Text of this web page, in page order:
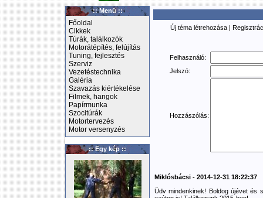
:: Menü ::
Főoldal
Cikkek
Túrák, találkozók
Motorátépítés, felújítás
Tuning, fejlesztés
Szerviz
Vezetéstechnika
Galéria
Szavazás kiértékelése
Filmek, hangok
Papírmunka
Szocitúrák
Motortervezés
Motor versenyzés
:: Egy kép ::
Új téma létrehozása |
Felhasználó:
Jelszó:
Hozzászólás:
Miklósbácsi - 2014-12-31 18:22:37
Üdv mindenkinek! Boldog újévet és